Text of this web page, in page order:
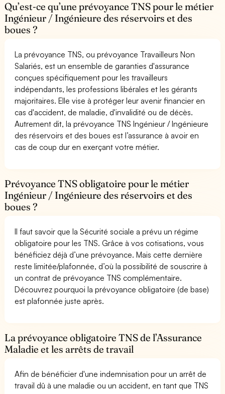
Qu’est-ce qu’une prévoyance TNS pour le métier
Ingénieur / Ingénieure des réservoirs et des
boues ?
La prévoyance TNS, ou prévoyance Travailleurs Non
Salariés, est un ensemble de garanties d'assurance
conçues spécifiquement pour les travailleurs
indépendants, les professions libérales et les gérants
majoritaires. Elle vise à protéger leur avenir financier en
cas d'accident, de maladie, d'invalidité ou de décès.
Autrement dit, la prévoyance TNS Ingénieur / Ingénieure
des réservoirs et des boues est l’assurance à avoir en
cas de coup dur en exerçant votre métier.
Prévoyance TNS obligatoire pour le métier
Ingénieur / Ingénieure des réservoirs et des
boues ?
Il faut savoir que la Sécurité sociale a prévu un régime
obligatoire pour les TNS. Grâce à vos cotisations, vous
bénéficiez déjà d’une prévoyance. Mais cette dernière
reste limitée/plafonnée, d’où la possibilité de souscrire à
un contrat de prévoyance TNS complémentaire.
Découvrez pourquoi la prévoyance obligatoire (de base)
est plafonnée juste après.
La prévoyance obligatoire TNS de l’Assurance
Maladie et les arrêts de travail
Afin de bénéficier d'une indemnisation pour un arrêt de
travail dû à une maladie ou un accident, en tant que TNS